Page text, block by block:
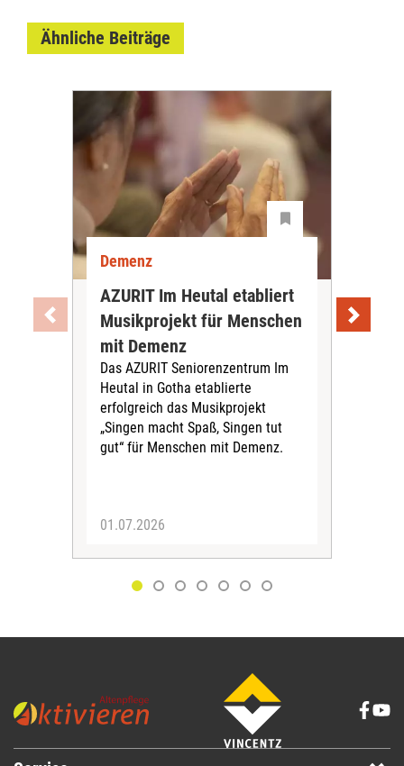
Ähnliche Beiträge
Demenz
AZURIT Im Heutal etabliert
Musikprojekt für Menschen
mit Demenz
Das AZURIT Seniorenzentrum Im
Heutal in Gotha etablierte
erfolgreich das Musikprojekt
„Singen macht Spaß, Singen tut
gut“ für Menschen mit Demenz.
01.07.2026